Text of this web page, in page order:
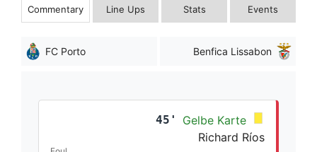
Commentary Line Ups Stats Events
FC Porto Benfica Lissabon
45'
Gelbe Karte
Richard Ríos